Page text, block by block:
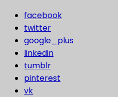
facebook
twitter
google_plus
linkedin
tumblr
pinterest
vk